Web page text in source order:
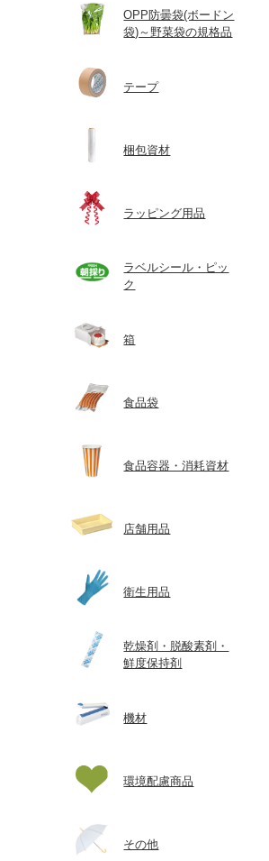
OPP防曇袋(ボードン
袋)～野菜袋の規格品
テープ
梱包資材
ラッピング用品
ラベルシール・ピッ
ク
箱
食品袋
食品容器・消耗資材
店舗用品
衛生用品
乾燥剤・脱酸素剤・
鮮度保持剤
機材
環境配慮商品
その他